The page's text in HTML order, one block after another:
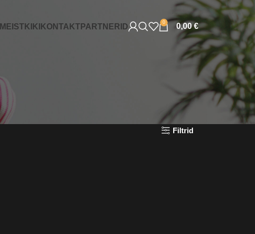
MEISTKIKI KONTAKTPARTNERID 0 0,00€
Filtrid